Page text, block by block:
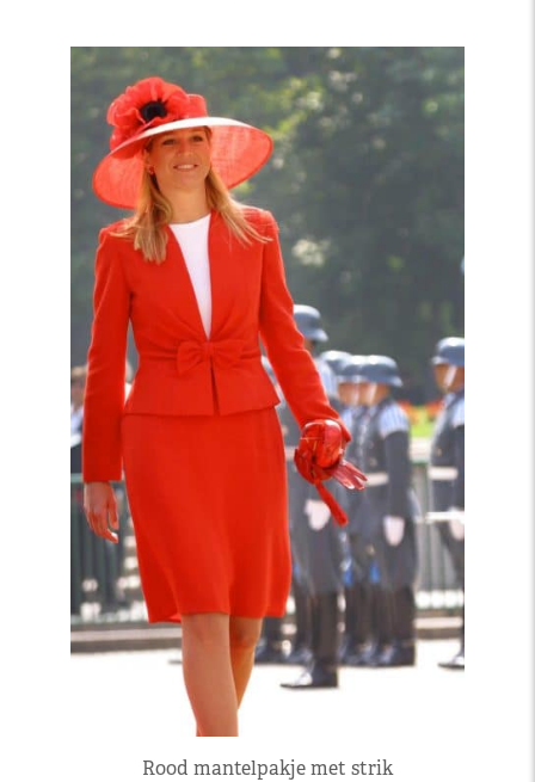
Rood mantelpakje met strik